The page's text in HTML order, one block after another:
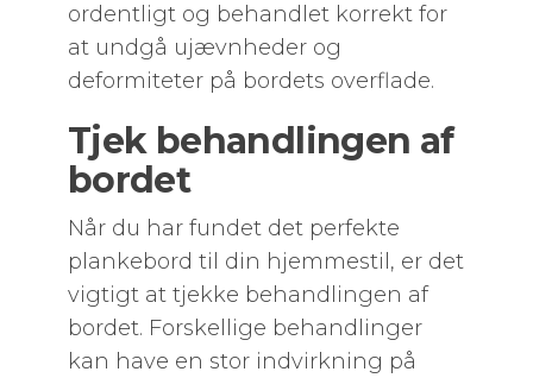
ordentligt og behandlet korrekt for
at undgå ujævnheder og
deformiteter på bordets overflade.
Tjek behandlingen af
bordet
Når du har fundet det perfekte
plankebord til din hjemmestil, er det
vigtigt at tjekke behandlingen af
bordet. Forskellige behandlinger
kan have en stor indvirkning på